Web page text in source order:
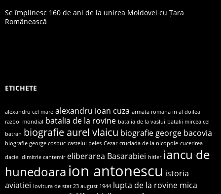
Se împlinesc 160 de ani de la unirea Moldovei cu Țara
Românească
ETICHETE
alexandru cel mare alexandru ioan cuza armata romana in al doilea
razboi mondial batalia de la rovine batalia de la vaslui batalii mircea cel
batran biografie aurel vlaicu biografie george bacovia
biografie george cosbuc castelul peles Cezar cruciada de la nicopole cucerirea
daciei dimitrie cantemir eliberarea Basarabiei hitler iancu de
hunedoara ion antonescu istoria
aviatiei lovitura de stat 23 august 1944 lupta de la rovine mica